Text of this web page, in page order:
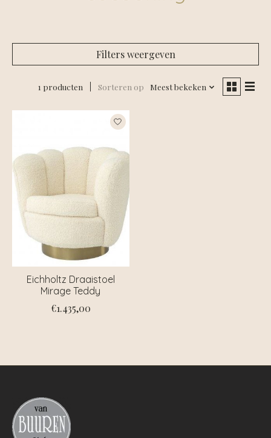
Filters weergeven
1 producten Sorteren op Meest bekeken
Eichholtz Draaistoel
Mirage Teddy
€1.435,00